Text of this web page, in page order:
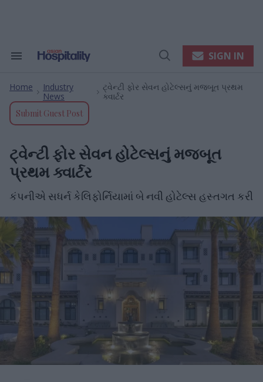
Search
Navigation
Open
SIGN IN
Home
Industry
News
ટ્વેન્ટી ફોર સેવન હોટેલ્સનું મજબૂત પ્રથમ
ક્વાર્ટર
Submit Guest Post
ટ્વેન્ટી ફોર સેવન હોટેલ્સનું મજબૂત
પ્રથમ ક્વાર્ટર
કંપનીએ સધર્ન કેલિફોર્નિયામાં બે નવી હોટેલ્સ હસ્તગત કરી